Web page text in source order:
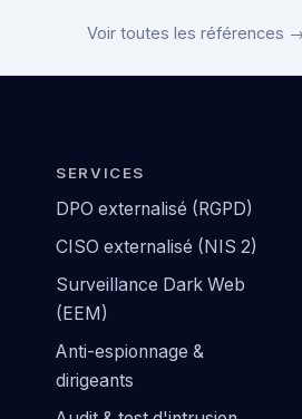
Voir toutes les références →
SERVICES
DPO externalisé (RGPD)
CISO externalisé (NIS 2)
Surveillance Dark Web
(EEM)
Anti-espionnage &
dirigeants